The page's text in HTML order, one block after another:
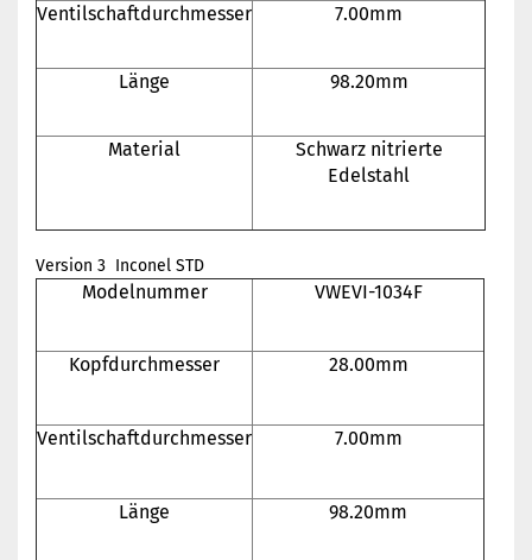
Ventilschaftdurchmesser 7.00mm
Länge 98.20mm
Material
Schwarz nitrierte
Edelstahl
Version 3 Inconel STD
Modelnummer VWEVI-1034F
Kopfdurchmesser 28.00mm
Ventilschaftdurchmesser 7.00mm
Länge 98.20mm